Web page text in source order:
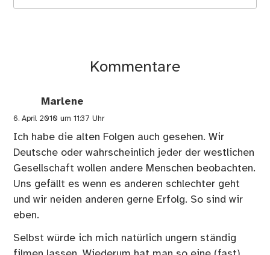
Kommentare
Marlene
6. April 2010 um 11:37 Uhr
Ich habe die alten Folgen auch gesehen. Wir
Deutsche oder wahrscheinlich jeder der westlichen
Gesellschaft wollen andere Menschen beobachten.
Uns gefällt es wenn es anderen schlechter geht
und wir neiden anderen gerne Erfolg. So sind wir
eben.
Selbst würde ich mich natürlich ungern ständig